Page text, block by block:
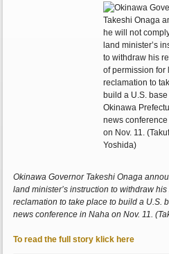
Okinawa Governor Takeshi Onaga
land minister’s instruction to withdraw
reclamation to take place to build a U.S.
news conference in Naha on Nov. 11.
To read the full story klick here